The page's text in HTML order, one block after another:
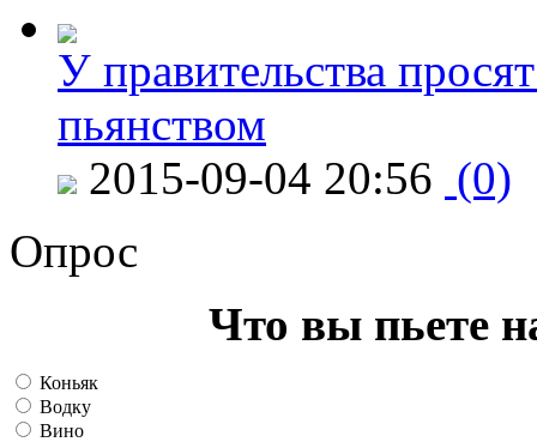
У правительства
пьянством
2015-09-04 20:56 (0)
Опрос
Что вы пьете
Коньяк
Водку
Вино